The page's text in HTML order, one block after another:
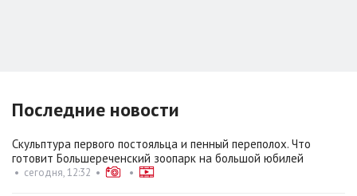
Последние новости
Скульптура первого постояльца и пенный переполох. Что
готовит Большереченский зоопарк на большой юбилей
• сегодня, 12:32 • •